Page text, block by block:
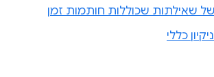
של שאילתות שכוללות חותמות זמן
כללי